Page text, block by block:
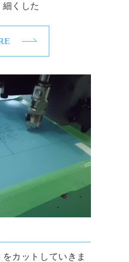
くした
カットしていきま